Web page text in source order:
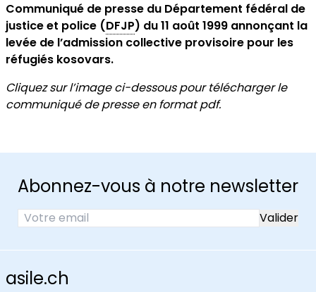
Communiqué de presse du Département fédéral de
justice et police (DFJP) du 11 août 1999 annonçant la
levée de l’admission collective provisoire pour les
réfugiés kosovars.
Cliquez sur l’image ci-dessous pour télécharger le
communiqué de presse en format pdf.
Abonnez-vous à notre newsletter
asile.ch